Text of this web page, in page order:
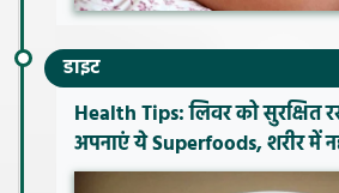
डाइट
Health Tips: लिवर को सुरक्षित
अपनाएं ये Superfoods, शरीर में